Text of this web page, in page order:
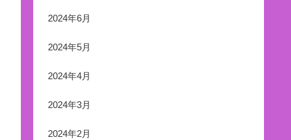
2024年6月
2024年5月
2024年4月
2024年3月
2024年2月